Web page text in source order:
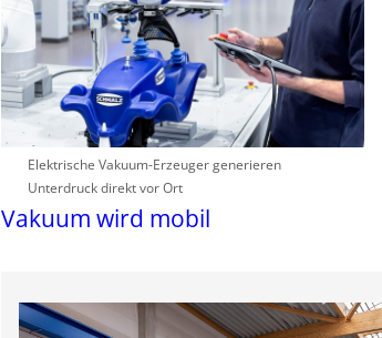
Elektrische Vakuum-Erzeuger generieren
Unterdruck direkt vor Ort
Vakuum wird mobil